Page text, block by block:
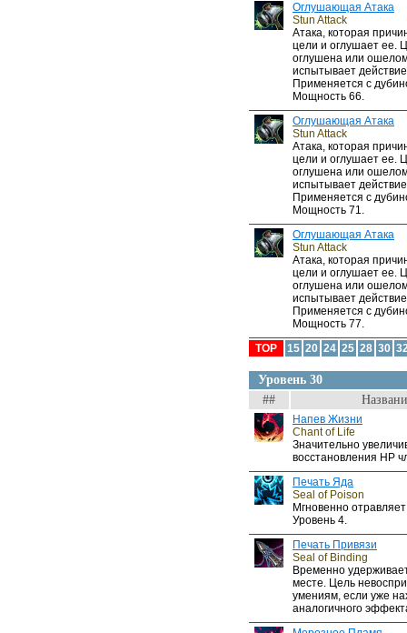
Оглушающая Атака
Stun Attack
Атака, которая
цели и оглушает ее.
оглушена или
испытывает
Применяется с
Мощность 66.
Оглушающая Атака
Stun Attack
Атака, которая
цели и оглушает ее.
оглушена или
испытывает
Применяется с
Мощность 71.
Оглушающая Атака
Stun Attack
Атака, которая
цели и оглушает ее.
оглушена или
испытывает
Применяется с
Мощность 77.
TOP
15 20 24 25 28 30
Уровень 30
##
Напев Жизни
Chant of Life
Значительно
восстановления HP
Печать Яда
Seal of Poison
Мгновенно
Уровень 4.
Печать Привязи
Seal of Binding
Временно
месте. Цель
умениям, если уже
аналогичного